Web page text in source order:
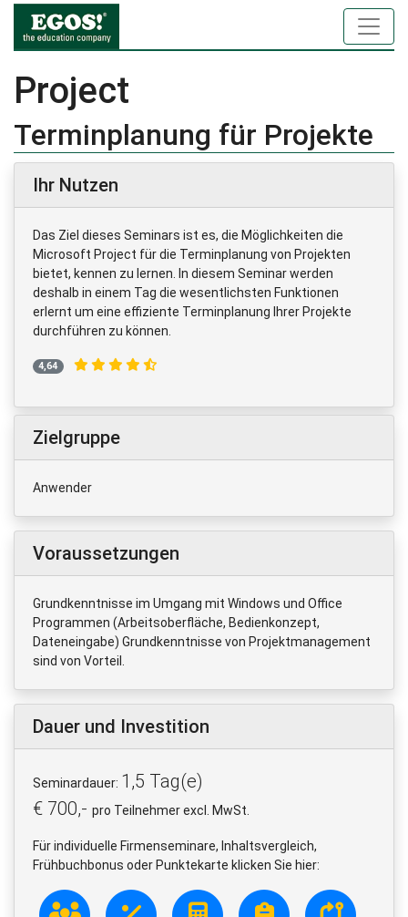
Project
Terminplanung für Projekte
Ihr Nutzen
Das Ziel dieses Seminars ist es, die Möglichkeiten die
Microsoft Project für die Terminplanung von Projekten
bietet, kennen zu lernen. In diesem Seminar werden
deshalb in einem Tag die wesentlichsten Funktionen
erlernt um eine effiziente Terminplanung Ihrer Projekte
durchführen zu können.
4,64
Zielgruppe
Anwender
Voraussetzungen
Grundkenntnisse im Umgang mit Windows und Office
Programmen (Arbeitsoberfläche, Bedienkonzept,
Dateneingabe) Grundkenntnisse von Projektmanagement
sind von Vorteil.
Dauer und Investition
Seminardauer: 1,5 Tag(e)
€ 700,- pro Teilnehmer excl. MwSt.
Für individuelle Firmenseminare, Inhaltsvergleich,
Frühbuchbonus oder Punktekarte klicken Sie hier: